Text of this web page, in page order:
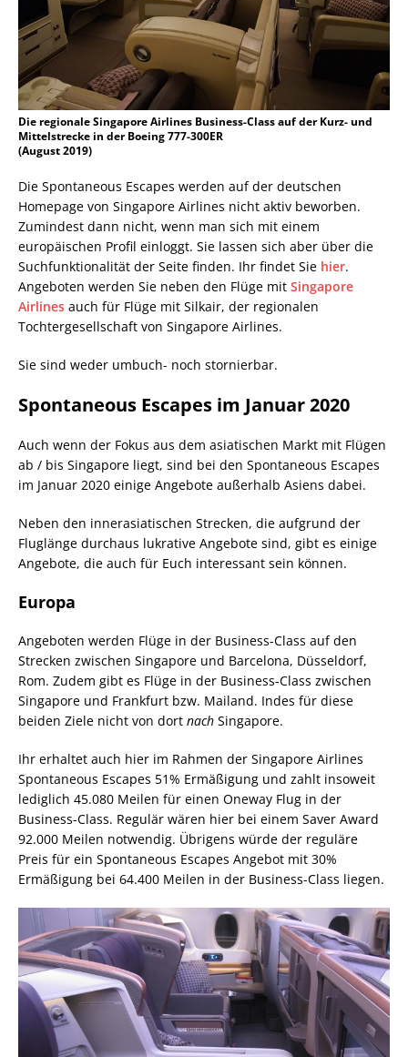
Die regionale Singapore Airlines Business-Class auf der Kurz- und
Mittelstrecke in der Boeing 777-300ER
(August 2019)
Die Spontaneous Escapes werden auf der deutschen
Homepage von Singapore Airlines nicht aktiv beworben.
Zumindest dann nicht, wenn man sich mit einem
europäischen Profil einloggt. Sie lassen sich aber über die
Suchfunktionalität der Seite finden. Ihr findet Sie hier.
Angeboten werden Sie neben den Flüge mit Singapore
Airlines auch für Flüge mit Silkair, der regionalen
Tochtergesellschaft von Singapore Airlines.
Sie sind weder umbuch- noch stornierbar.
Spontaneous Escapes im Januar 2020
Auch wenn der Fokus aus dem asiatischen Markt mit Flügen
ab / bis Singapore liegt, sind bei den Spontaneous Escapes
im Januar 2020 einige Angebote außerhalb Asiens dabei.
Neben den innerasiatischen Strecken, die aufgrund der
Fluglänge durchaus lukrative Angebote sind, gibt es einige
Angebote, die auch für Euch interessant sein können.
Europa
Angeboten werden Flüge in der Business-Class auf den
Strecken zwischen Singapore und Barcelona, Düsseldorf,
Rom. Zudem gibt es Flüge in der Business-Class zwischen
Singapore und Frankfurt bzw. Mailand. Indes für diese
beiden Ziele nicht von dort nach Singapore.
Ihr erhaltet auch hier im Rahmen der Singapore Airlines
Spontaneous Escapes 51% Ermäßigung und zahlt insoweit
lediglich 45.080 Meilen für einen Oneway Flug in der
Business-Class. Regulär wären hier bei einem Saver Award
92.000 Meilen notwendig. Übrigens würde der reguläre
Preis für ein Spontaneous Escapes Angebot mit 30%
Ermäßigung bei 64.400 Meilen in der Business-Class liegen.